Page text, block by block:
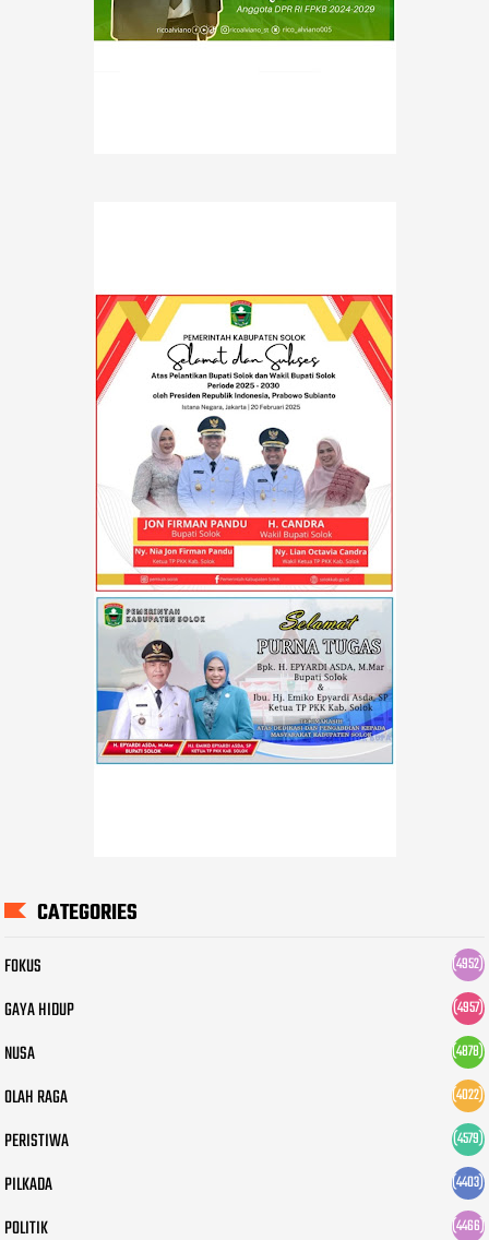
CATEGORIES
FOKUS (4952)
GAYA HIDUP (4957)
NUSA (4878)
OLAH RAGA (4022)
PERISTIWA (4579)
PILKADA (4403)
POLITIK (4466)